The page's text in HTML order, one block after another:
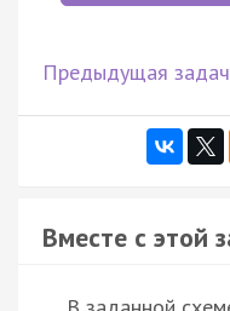
Предыдущая
Вместе с этой